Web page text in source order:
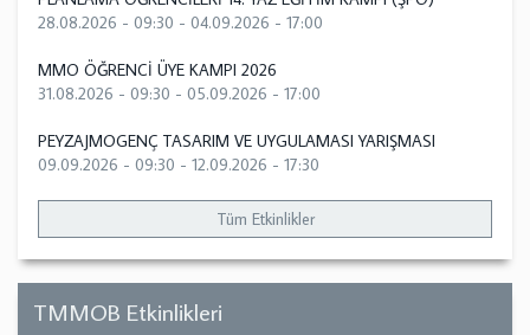
28.08.2026 - 09:30 - 04.09.2026 - 17:00
MMO ÖĞRENCİ ÜYE KAMPI 2026
31.08.2026 - 09:30 - 05.09.2026 - 17:00
PEYZAJMOGENÇ TASARIM VE UYGULAMASI YARIŞMASI
09.09.2026 - 09:30 - 12.09.2026 - 17:30
Tüm Etkinlikler
TMMOB Etkinlikleri